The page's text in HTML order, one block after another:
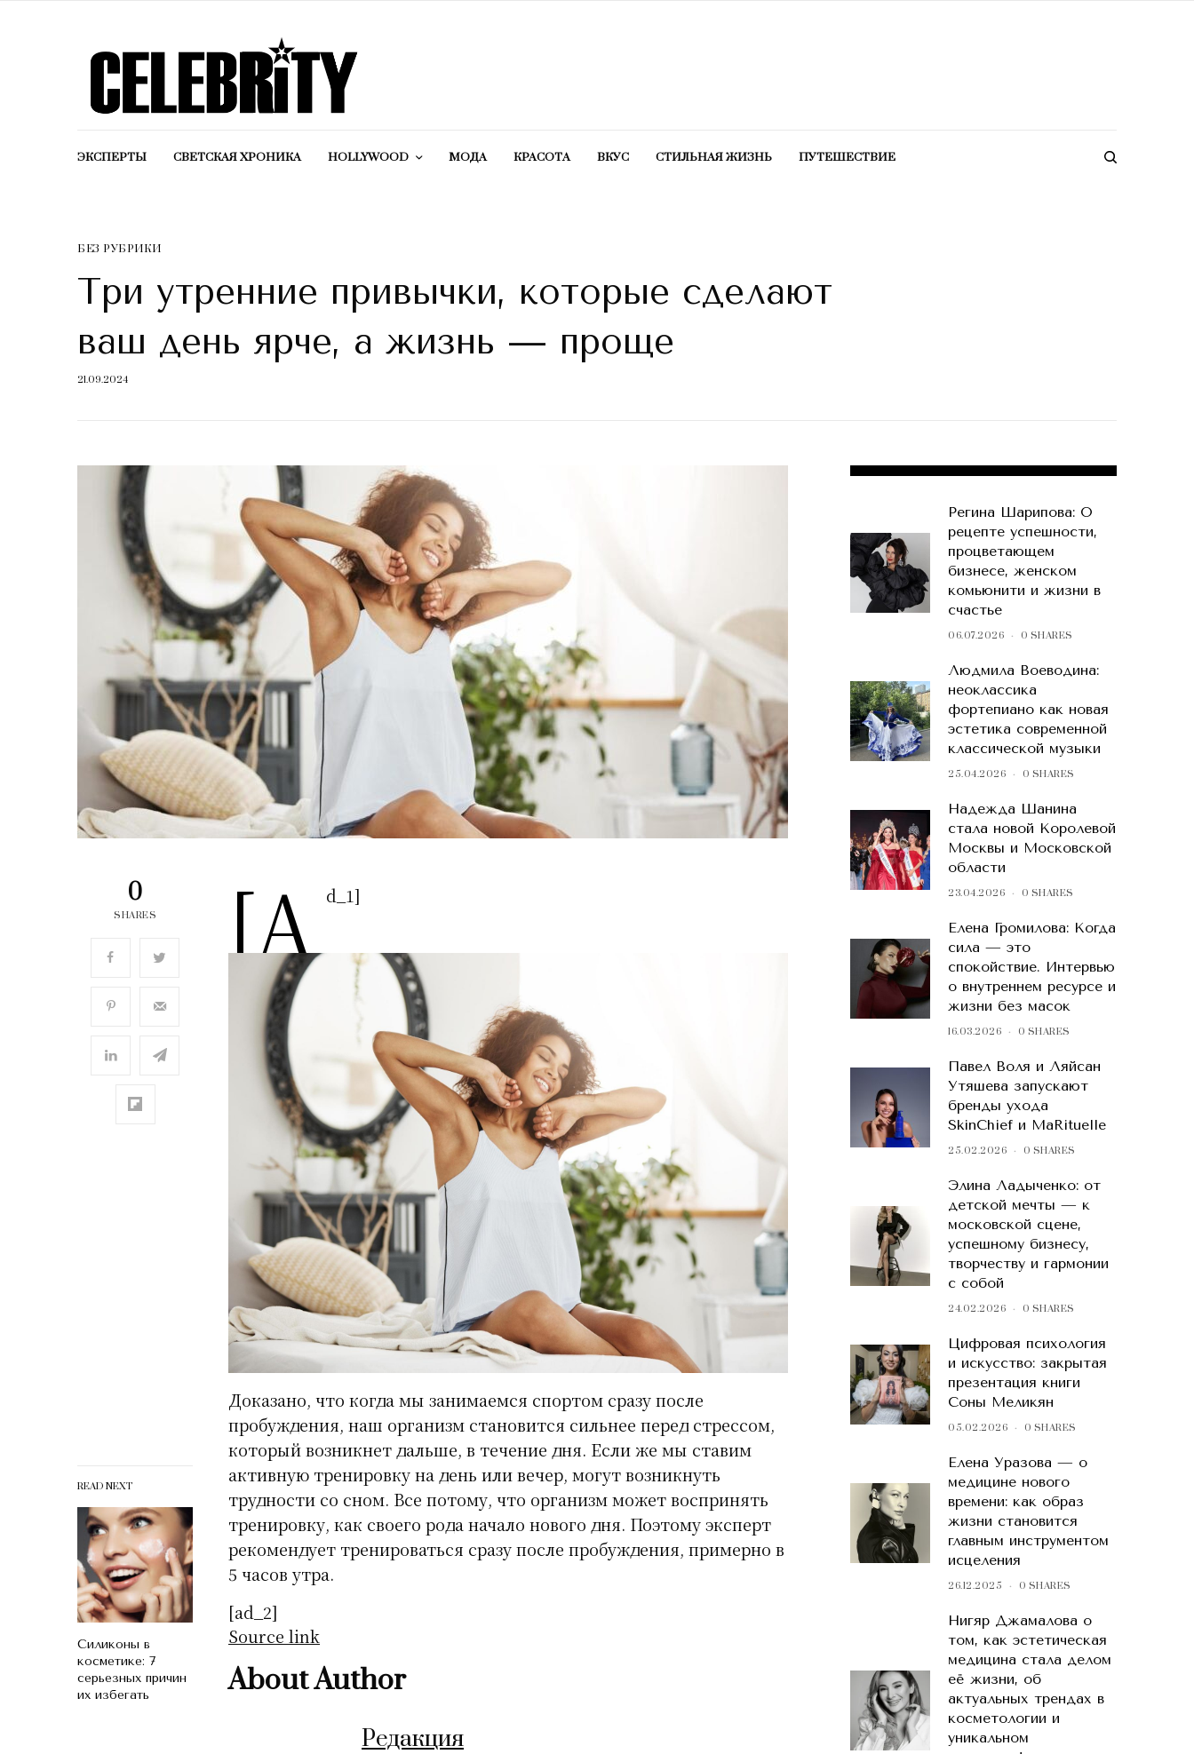
ЭКСПЕРТЫ СВЕТСКАЯ ХРОНИКА HOLLYWOOD МОДА КРАСОТA ВКУС СТИЛЬНАЯ ЖИЗНЬ ПУТЕШЕСТВИЕ
БЕЗ РУБРИКИ
Три утренние привычки, которые сделают
ваш день ярче, а жизнь — проще
21.09.2024
0
SHARES
READ NEXT
Силиконы в
косметике: 7
серьезных причин
их избегать
[a d_1]
Доказано, что когда мы занимаемся спортом сразу после
пробуждения, наш организм становится сильнее перед стрессом,
который возникнет дальше, в течение дня. Если же мы ставим
активную тренировку на день или вечер, могут возникнуть
трудности со сном. Все потому, что организм может воспринять
тренировку, как своего рода начало нового дня. Поэтому эксперт
рекомендует тренироваться сразу после пробуждения, примерно в
5 часов утра.
[ad_2]
Source link
About Author
Редакция
Регина Шарипова: О
рецепте успешности,
процветающем
бизнесе, женском
комьюнити и жизни в
счастье
06.07.2026 0 SHARES
Людмила Воеводина:
неоклассика
фортепиано как новая
эстетика современной
классической музыки
25.04.2026 0 SHARES
Надежда Шанина
стала новой Королевой
Москвы и Московской
области
23.04.2026 0 SHARES
Елена Громилова: Когда
сила — это
спокойствие. Интервью
о внутреннем ресурсе и
жизни без масок
16.03.2026 0 SHARES
Павел Воля и Ляйсан
Утяшева запускают
бренды ухода
SkinChief и MaRituelle
25.02.2026 0 SHARES
Элина Ладыченко: от
детской мечты — к
московской сцене,
успешному бизнесу,
творчеству и гармонии
с собой
24.02.2026 0 SHARES
Цифровая психология
и искусство: закрытая
презентация книги
Соны Меликян
05.02.2026 0 SHARES
Елена Уразова — о
медицине нового
времени: как образ
жизни становится
главным инструментом
исцеления
26.12.2025 0 SHARES
Нигяр Джамалова о
том, как эстетическая
медицина стала делом
её жизни, об
актуальных трендах в
косметологии и
уникальном